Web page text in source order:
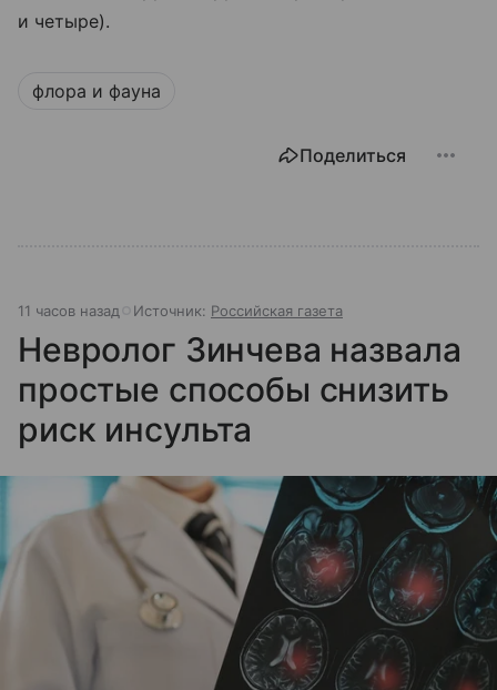
и четыре).
флора и фауна
Поделиться
11 часов назад Источник: Российская газета
Невролог Зинчева назвала
простые способы снизить
риск инсульта